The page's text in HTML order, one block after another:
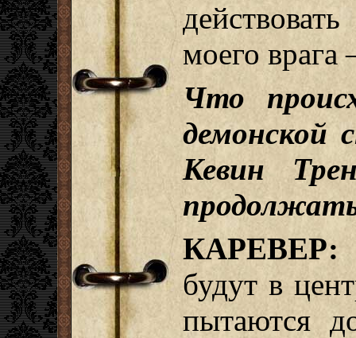
моего врага
Что
демонской
Кевин
КАРЕВЕР:
будут в
пытаются